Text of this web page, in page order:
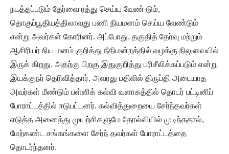
நடத்தப்படும் தேர்வை ரத்து செய்ய வேண் டும்,
தொகுப்பூதியத்திலாவது பணி நியமனம் செய்ய வேண்டும்
என்று அவர்கள் கோரினர். அப்போது, தகுதித் தேர்வு மற்றும்
ஆசிரியர் நிய மனம் குறித்து நீதிமன்றத்தில் வழக்கு நிலுவையில்
இருக் கிறது. அதற்கு பிறகு இதுகுறித்து பரிசீலிக்கப்படும் என்று
இயக்குநர் தெரிவித்தார். அவரது பதிலில் திருப்தி அடையாத
அவர்கள் மீண்டும் பள்ளிக் கல்வி வளாகத்தில் தொடர் பட்டினிப்
போராட்டத்தில் ஈடுபட்டனர். கல்வித்துறையை சேர்ந்தவர்கள்
எடுத்த அனைத்து முயற்சிகளுமே தோல்வியில் முடிந்ததால்,
மேற்கண்ட சங்கங்களை சேர்ந் தவர்கள் போராட்டத்தை
தொடர்ந்தனர்.